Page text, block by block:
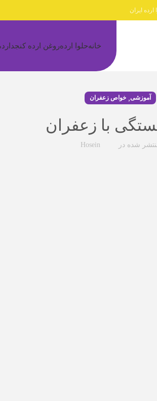
ایران
خانهحلوا اردهروغن ارده کنجد
آموزشی, خواص زعفران
با زعفران
شده در Hosein